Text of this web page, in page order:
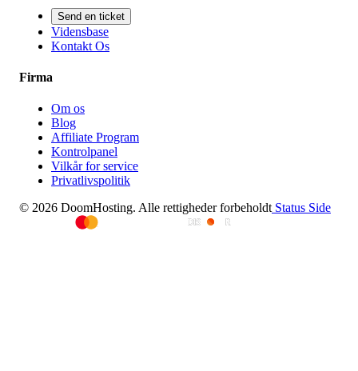
Send en ticket
Vidensbase
Kontakt Os
Firma
Om os
Blog
Affiliate Program
Kontrolpanel
Vilkår for service
Privatlivspolitik
© 2026 DoomHosting. Alle rettigheder forbeholdt Status Side